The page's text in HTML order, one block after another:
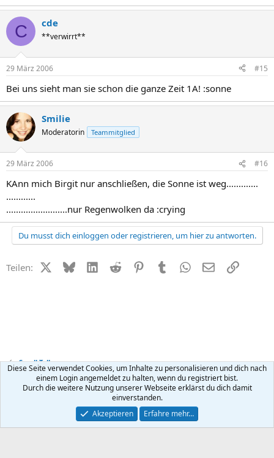
C cde
**verwirrt**
29 März 2006 #15
Bei uns sieht man sie schon die ganze Zeit 1A! :sonne
Smilie
Moderatorin Teammitglied
29 März 2006 #16
KAnn mich Birgit nur anschließen, die Sonne ist weg.............
............
.........................nur Regenwolken da :crying
Du musst dich einloggen oder registrieren, um hier zu antworten.
Teilen: X (Twitter)
BlueskyLinkedIn
Reddit PinterestTumblr WhatsApp
E-MailLink
Small Talk
Kontakt Nutzungsbedingungen Datenschutz Hilfe
R
Community platform by XenForo ® © 2010-2026 XenForo Ltd.
Diese Seite verwendet Cookies, um Inhalte zu personalisieren und dich nach
einem Login angemeldet zu halten, wenn du registriert bist.
Durch die weitere Nutzung unserer Webseite erklärst du dich damit
einverstanden.
Akzeptieren
Erfahre mehr…